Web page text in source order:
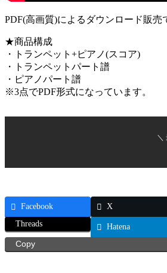
PDF(高画質)によるダウンロード販売
★商品構成
・トランペット+ピアノ(スコア)
・トランペットパート譜
・ピアノパート譜
※3点でPDF形式になっています。
＼
Facebook X
Threads
Hatena
Copy